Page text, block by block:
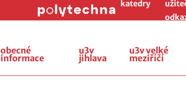
katedry
obecné
informace
u3v
jihlava
u3v velké
meziříčí